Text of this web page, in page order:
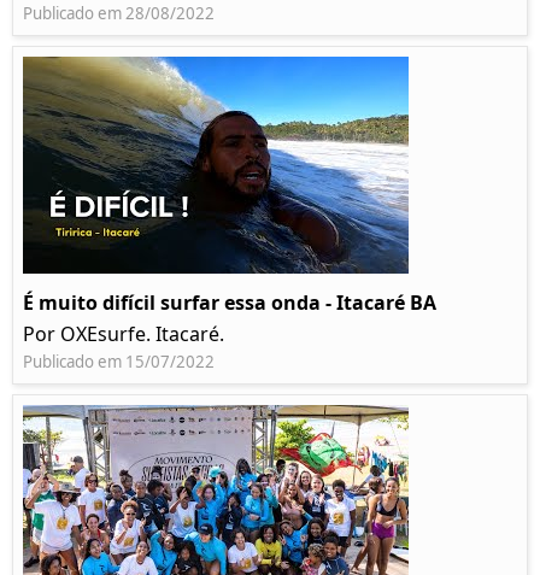
Publicado em 28/08/2022
É muito difícil surfar essa onda - Itacaré BA
Por OXEsurfe. Itacaré.
Publicado em 15/07/2022